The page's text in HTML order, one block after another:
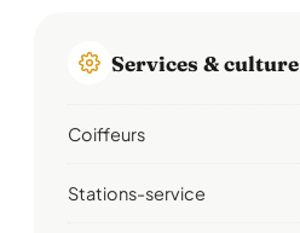
Services & culture
Coiffeurs
Stations-service